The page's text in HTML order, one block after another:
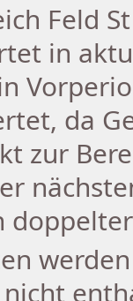
Feld
in
da
zur